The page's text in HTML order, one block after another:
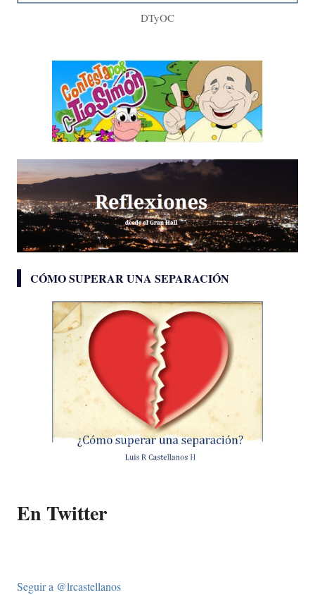
DTyOC
CÓMO SUPERAR UNA SEPARACIÓN
En Twitter
Seguir a @lrcastellanos